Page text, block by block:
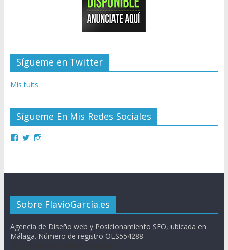
Sígueme en Twitter
Mis tuits
Sígueme En Mis Redes Sociales
Sobre FlavioGarcía.es
Agencia de Diseño web y Posicionamiento SEO, ubicada en
Málaga. Número de registro OLS554288